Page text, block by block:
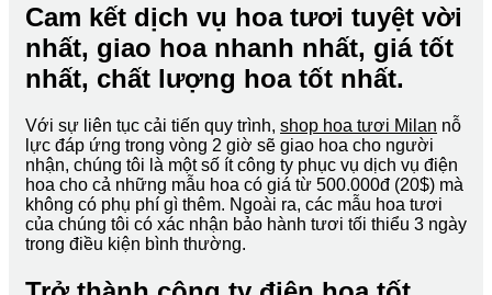
Cam kết dịch vụ hoa tươi tuyệt vời
nhất, giao hoa nhanh nhất, giá tốt
nhất, chất lượng hoa tốt nhất.
Với sự liên tục cải tiến quy trình, shop hoa tươi Milan nỗ
lực đáp ứng trong vòng 2 giờ sẽ giao hoa cho người
nhận, chúng tôi là một số ít công ty phục vụ dịch vụ điện
hoa cho cả những mẫu hoa có giá từ 500.000đ (20$) mà
không có phụ phí gì thêm. Ngoài ra, các mẫu hoa tươi
của chúng tôi có xác nhận bảo hành tươi tối thiểu 3 ngày
trong điều kiện bình thường.